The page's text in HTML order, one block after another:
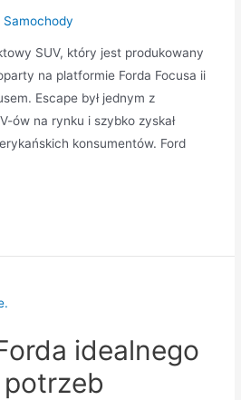
Samochody
SUV, który jest produkowany
na platformie Forda Focusa ii
Escape był jednym z
ów na rynku i szybko zyskał
konsumentów. Ford
idealnego